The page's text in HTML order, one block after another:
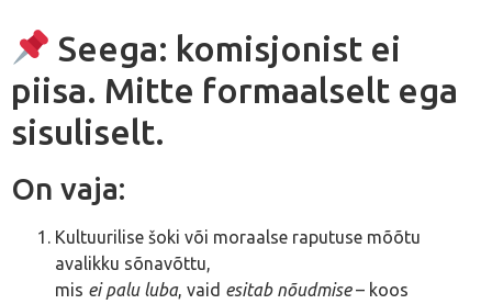
Seega: komisjonist ei
piisa. Mitte formaalselt ega
sisuliselt.
On vaja:
Kultuurilise šoki või moraalse raputuse mõõtu
avalikku sõnavõttu,
mis ei palu luba, vaid esitab nõudmise– koos